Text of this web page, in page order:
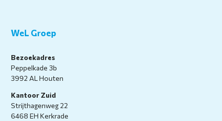
WeL Groep
Bezoekadres
Peppelkade 3b
3992 AL Houten
Kantoor Zuid
Strijthagenweg 22
6468 EH Kerkrade